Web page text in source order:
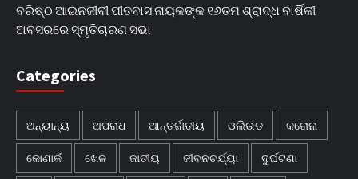
ବରିଷ୍ଠ ଆଇନଜୀବୀ ପୀତବାସ ନାୟକଙ୍କ ୧୬ତମ ଶ୍ରାଦ୍ଧ ବାର୍ଷିକୀ
ଅବସରରେ ସ୍ମୃତିଚାରଣ ସଭା
Categories
ଅନ୍ୟାନ୍ୟ ଅପରାଧ ଆନ୍ତର୍ଜାତୀୟ ଓଲିଉଡ କରୋନା
କୋଣାର୍କ ଖେଳ ଜାତୀୟ ଜୀବନଚର୍ଯ୍ୟା ଦୁର୍ଘଟଣା